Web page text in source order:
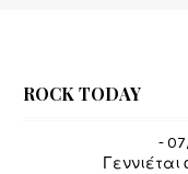
ROCK TODAY
-
Γεννιέται